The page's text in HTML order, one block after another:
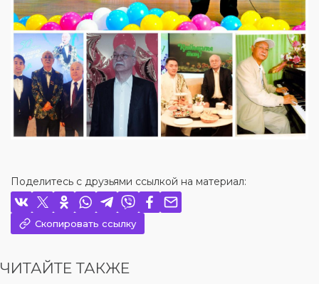
Поделитесь с друзьями ссылкой на материал:
Скопировать ссылку
ЧИТАЙТЕ ТАКЖЕ